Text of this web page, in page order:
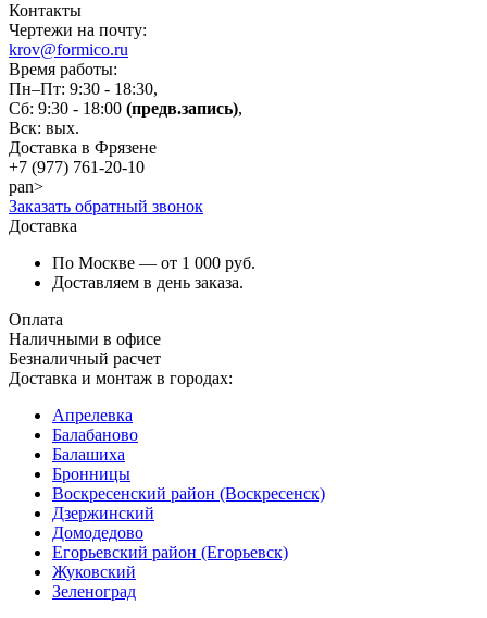
Контакты
Чертежи на почту:
krov@formico.ru
Время работы:
Пн–Пт: 9:30 - 18:30,
Сб: 9:30 - 18:00 (предв.запись),
Вск: вых.
Доставка в Фрязене
+7 (977) 761-20-10
pan>
Заказать обратный звонок
Доставка
По Москве — от 1 000 руб.
Доставляем в день заказа.
Оплата
Наличными в офисе
Безналичный расчет
Доставка и монтаж в городах:
Апрелевка
Балабаново
Балашиха
Бронницы
Воскресенский район (Воскресенск)
Дзержинский
Домодедово
Егорьевский район (Егорьевск)
Жуковский
Зеленоград